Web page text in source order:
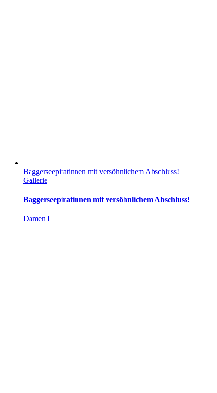
Baggerseepiratinnen mit versöhnlichem Abschluss!
Gallerie
Baggerseepiratinnen mit versöhnlichem Abschluss!
Damen I